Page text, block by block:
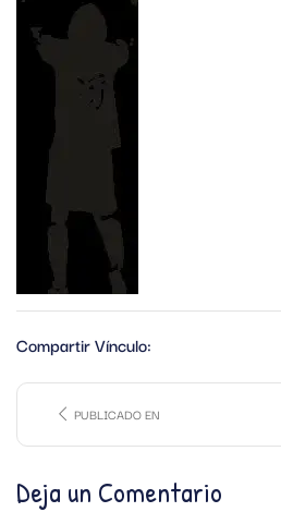
Compartir Vínculo:
PUBLICADO EN
Deja un Comentario